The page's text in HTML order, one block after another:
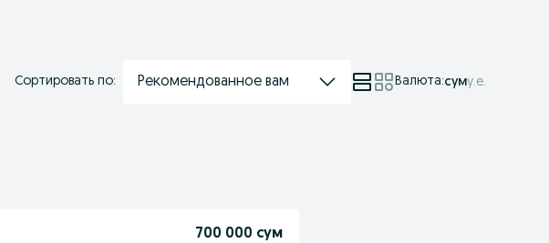
Сортировать по: Рекомендованное вам Валюта:суму.е.
700 000 сум